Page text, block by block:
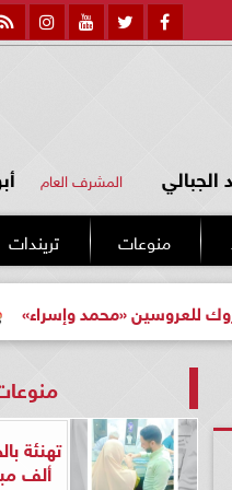
المشرف العام
منوعات تريندات
«محمد وإسراء»
تهنئة
ألف